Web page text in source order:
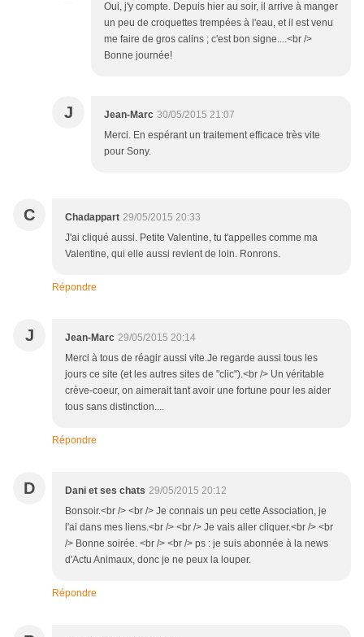
Oui, j'y compte. Depuis hier au soir, il arrive à manger
un peu de croquettes trempées à l'eau, et il est venu
me faire de gros calins ; c'est bon signe....<br />
Bonne journée!
J Jean-Marc 30/05/2015 21:07
Merci. En espérant un traitement efficace très vite
pour Sony.
C Chadappart 29/05/2015 20:33
J'ai cliqué aussi. Petite Valentine, tu t'appelles comme ma
Valentine, qui elle aussi revient de loin. Ronrons.
Répondre
J Jean-Marc 29/05/2015 20:14
Merci à tous de réagir aussi vite.Je regarde aussi tous les
jours ce site (et les autres sites de "clic").<br /> Un véritable
crève-coeur, on aimerait tant avoir une fortune pour les aider
tous sans distinction....
Répondre
D Dani et ses chats 29/05/2015 20:12
Bonsoir.<br /> <br /> Je connais un peu cette Association, je
l'ai dans mes liens.<br /> <br /> Je vais aller cliquer.<br /> <br
/> Bonne soirée. <br /> <br /> ps : je suis abonnée à la news
d'Actu Animaux, donc je ne peux la louper.
Répondre